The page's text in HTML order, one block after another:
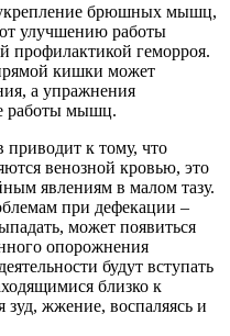
брюшных мышц,
улучшению работы
профилактикой геморроя.
кишки может
а упражнения
работы мышц.
приводит к тому, что
венозной кровью, это
явлениям в малом тазу.
при дефекации –
может появиться
опорожнения
будут вступать
близко к
зуд, жжение, воспаляясь и